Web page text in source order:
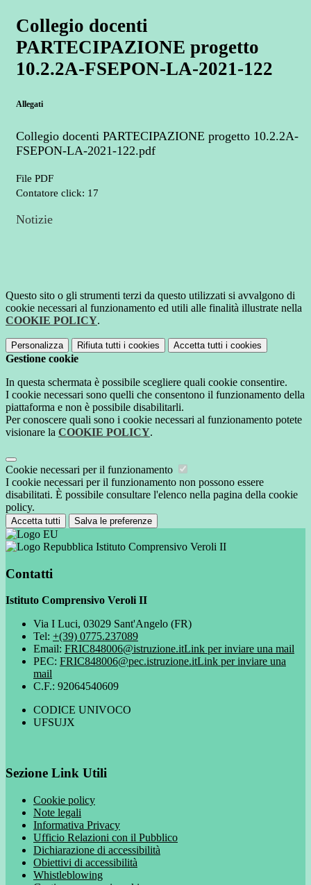
Collegio docenti
PARTECIPAZIONE progetto
10.2.2A-FSEPON-LA-2021-122
Allegati
Collegio docenti PARTECIPAZIONE progetto 10.2.2A-
FSEPON-LA-2021-122.pdf
File PDF
Contatore click: 17
Notizie
Questo sito o gli strumenti terzi da questo utilizzati si avvalgono di
cookie necessari al funzionamento ed utili alle finalità illustrate nella
COOKIE POLICY.
Personalizza Rifiuta tutti i cookies Accetta tutti i cookies
Gestione cookie
In questa schermata è possibile scegliere quali cookie consentire.
I cookie necessari sono quelli che consentono il funzionamento della
piattaforma e non è possibile disabilitarli.
Per conoscere quali sono i cookie necessari al funzionamento potete
visionare la COOKIE POLICY.
Cookie necessari per il funzionamento
I cookie necessari per il funzionamento non possono essere
disabilitati. È possibile consultare l'elenco nella pagina della cookie
policy.
Accetta tutti Salva le preferenze
Istituto Comprensivo Veroli II
Contatti
Istituto Comprensivo Veroli II
Via I Luci, 03029 Sant'Angelo (FR)
Tel: +(39) 0775.237089
Email: FRIC848006@istruzione.itLink per inviare una mail
PEC: FRIC848006@pec.istruzione.itLink per inviare una
mail
C.F.: 92064540609
CODICE UNIVOCO
UFSUJX
Sezione Link Utili
Cookie policy
Note legali
Informativa Privacy
Ufficio Relazioni con il Pubblico
Dichiarazione di accessibilità
Obiettivi di accessibilità
Whistleblowing